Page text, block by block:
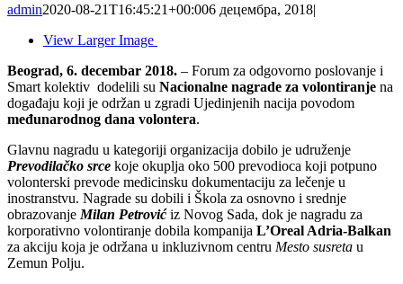
admin2020-08-21T16:45:21+00:006 децембра, 2018|
View Larger Image
Beograd, 6. decembar 2018. – Forum za odgovorno poslovanje i
Smart kolektiv dodelili su Nacionalne nagrade za volontiranje na
događaju koji je održan u zgradi Ujedinjenih nacija povodom
međunarodnog dana volontera.
Glavnu nagradu u kategoriji organizacija dobilo je udruženje
Prevodilačko srce koje okuplja oko 500 prevodioca koji potpuno
volonterski prevode medicinsku dokumentaciju za lečenje u
inostranstvu. Nagrade su dobili i Škola za osnovno i srednje
obrazovanje Milan Petrovićiz Novog Sada, dok je nagradu za
korporativno volontiranje dobila kompanija L’Oreal Adria-Balkan
za akciju koja je održana u inkluzivnom centru Mesto susreta u
Zemun Polju.